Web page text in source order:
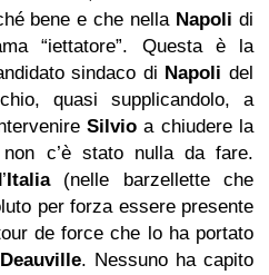
bene e che nella Napoli di
“iettatore”. Questa è la
sindaco di Napolidel
quasi supplicandolo, a
Silvioa chiudere la
c’è stato nulla da fare.
Italia (nelle barzellette che
per forza essere presente
de force che lo ha portato
Deauville. Nessuno ha capito